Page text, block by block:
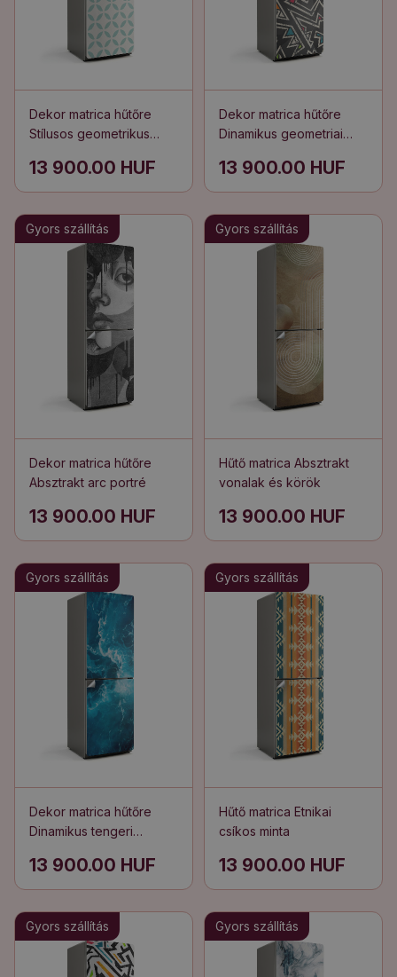
Dekor matrica hűtőre
Stílusos geometrikus
13 900.00 HUF
Dekor matrica hűtőre
Dinamikus geometriai
13 900.00 HUF
Gyors szállítás
Dekor matrica hűtőre
Absztrakt arc portré
13 900.00 HUF
Gyors szállítás
Hűtő matrica Absztrakt
vonalak és körök
13 900.00 HUF
Gyors szállítás
Dekor matrica hűtőre
Dinamikus tengeri
13 900.00 HUF
Gyors szállítás
Hűtő matrica Etnikai
csíkos minta
13 900.00 HUF
Gyors szállítás Gyors szállítás